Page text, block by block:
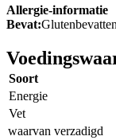
Allergie-informatie
Bevat:
Soort
Energie
Vet
waarvan verzadigd